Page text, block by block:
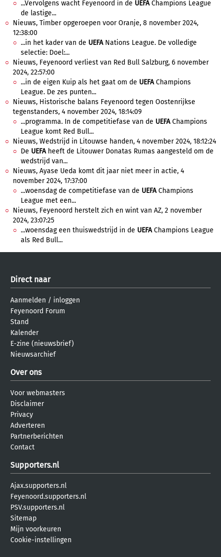
...Vervolgens wacht Feyenoord in de UEFAChampions League
de lastige...
Nieuws, Timber opgeroepen voor Oranje, 8 november 2024,
12:38:00
...in het kader van de UEFANations League. De volledige
selectie: Doel:...
Nieuws, Feyenoord verliest van Red Bull Salzburg, 6 november
2024, 22:57:00
...in de eigen Kuip als het gaat om de UEFAChampions
League. De zes punten...
Nieuws, Historische balans Feyenoord tegen Oostenrijkse
tegenstanders, 4 november 2024, 18:14:09
...programma. In de competitiefase van de UEFAChampions
League komt Red Bull...
Nieuws, Wedstrijd in Litouwse handen, 4 november 2024, 18:12:24
De UEFAheeft de Litouwer Donatas Rumas aangesteld om de
wedstrijd van...
Nieuws, Ayase Ueda komt dit jaar niet meer in actie, 4
november 2024, 17:37:00
...woensdag de competitiefase van de UEFAChampions
League met een...
Nieuws, Feyenoord herstelt zich en wint van AZ, 2 november
2024, 23:07:25
...woensdag een thuiswedstrijd in de UEFAChampions League
als Red Bull...
Direct naar
Aanmelden / inloggen
Feyenoord Forum
Stand
Kalender
E-zine (nieuwsbrief)
Nieuwsarchief
Over ons
Voor webmasters
Disclaimer
Privacy
Adverteren
Partnerberichten
Contact
Supporters.nl
Ajax.supporters.nl
Feyenoord.supporters.nl
PSV.supporters.nl
Sitemap
Mijn voorkeuren
Cookie-instellingen